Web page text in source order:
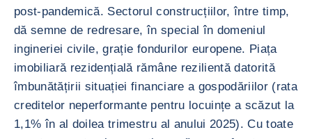
post-pandemică. Sectorul construcțiilor, între timp,
dă semne de redresare, în special în domeniul
ingineriei civile, grație fondurilor europene. Piața
imobiliară rezidențială rămâne rezilientă datorită
îmbunătățirii situației financiare a gospodăriilor (rata
creditelor neperformante pentru locuințe a scăzut la
1,1% în al doilea trimestru al anului 2025). Cu toate